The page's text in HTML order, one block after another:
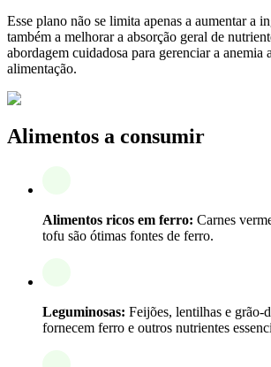
Esse plano não se limita apenas a aumentar a
também a melhorar a absorção geral de
abordagem cuidadosa para gerenciar a anemia
alimentação.
Alimentos a consumir
Alimentos ricos em ferro: Carnes
tofu são ótimas fontes de ferro.
Leguminosas: Feijões, lentilhas e grão-
fornecem ferro e outros nutrientes